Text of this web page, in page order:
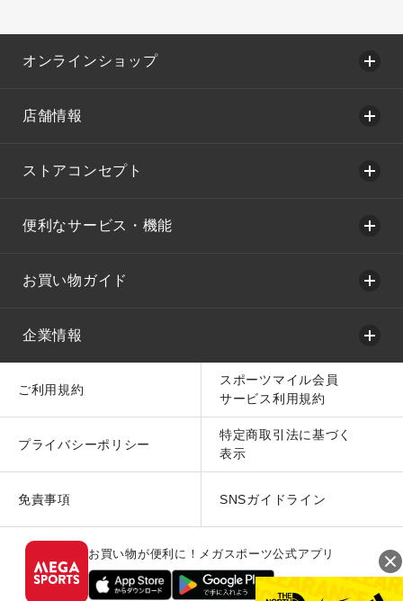
オンラインショップ
店舗情報
ストアコンセプト
便利なサービス・機能
お買い物ガイド
企業情報
ご利用規約
スポーツマイル会員
サービス利用規約
プライバシーポリシー
特定商取引法に基づく
表示
免責事項 SNSガイドライン
お買い物が便利に！メガスポーツ公式アプリ